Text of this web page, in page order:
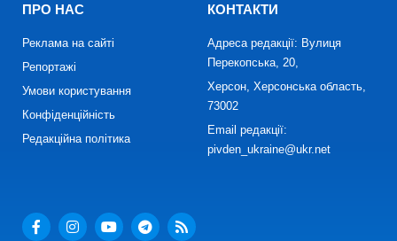
ПРО НАС
Реклама на сайті
Репортажі
Умови користування
Конфіденційність
Редакційна політика
КОНТАКТИ
Адреса редакції: Вулиця
Перекопська, 20,
Херсон, Херсонська область,
73002
Email редакції:
pivden_ukraine@ukr.net